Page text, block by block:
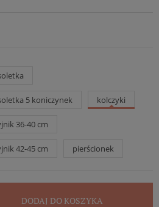
5 koniczynek kolczyki
36-40 cm
42-45 cm pierścionek
DODAJ DO KOSZYKA